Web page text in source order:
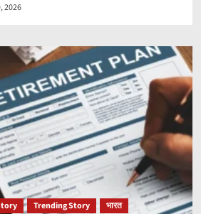
2026
Trending Story भारत